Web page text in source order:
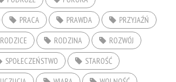
PRACA PRAWDA
PRZYJAŹŃ
RODZICE RODZINA
ROZWÓJ
SPOŁECZEŃSTWO
STAROŚĆ